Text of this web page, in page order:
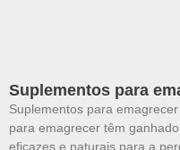
Suplementos para
Suplementos para
para emagrecer têm
eficazes e naturais para a